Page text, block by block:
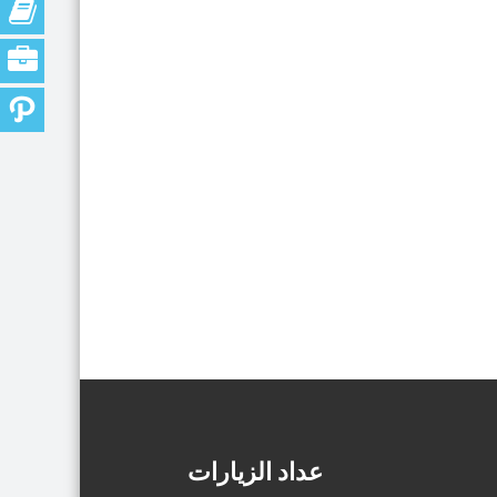
عداد الزيارات